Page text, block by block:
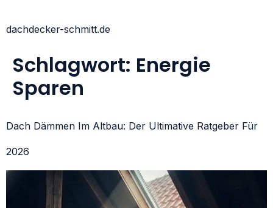
dachdecker-schmitt.de
Schlagwort: Energie
Sparen
Dach Dämmen Im Altbau: Der Ultimative Ratgeber Für
2026